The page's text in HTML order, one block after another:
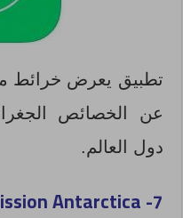
تطبيق يعرض خرائط
عن الخصائص
دول العالم.
7-
Antarctica